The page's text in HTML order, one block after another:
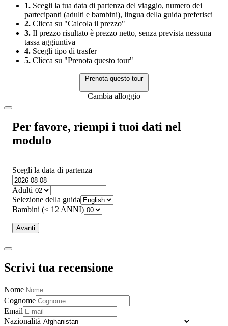
1. Scegli la tua data di partenza del viaggio, numero dei
partecipanti (adulti e bambini), lingua della guida preferisci
2. Clicca su "Calcola il prezzo"
3. Il prezzo risultato è prezzo netto, senza prevista nessuna
tassa aggiuntiva
4. Scegli tipo di trasfer
5. Clicca su "Prenota questo tour"
Prenota questo tour
Cambia alloggio
Per favore, riempi i tuoi dati nel
modulo
Scegli la data di partenza
Adulti
Selezione della guida
Bambini (< 12 ANNI)
Avanti
Scrivi tua recensione
Nome
Cognome
Email
Nazionalità